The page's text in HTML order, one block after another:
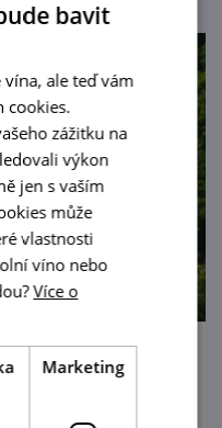
nad Svitavou
parádě a sbírka
bavit
vína, ale teď vám
cookies.
zážitku na
výkon
jen s vaším
může
vlastnosti
víno nebo
Více o
Marketing